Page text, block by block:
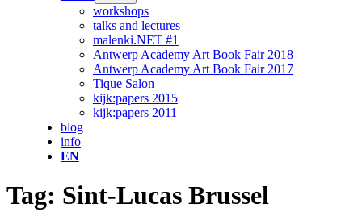
workshops
talks and lectures
malenki.NET #1
Antwerp Academy Art Book Fair 2018
Antwerp Academy Art Book Fair 2017
Tique Salon
kijk:papers 2015
kijk:papers 2011
blog
info
EN
Tag: Sint-Lucas Brussel